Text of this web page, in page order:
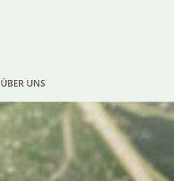
ÜBER UNS